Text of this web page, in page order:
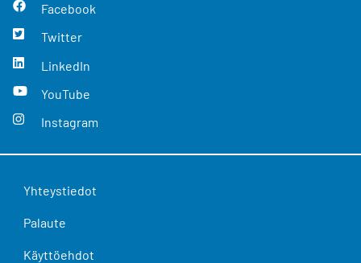
Facebook
Twitter
LinkedIn
YouTube
Instagram
Yhteystiedot
Palaute
Käyttöehdot